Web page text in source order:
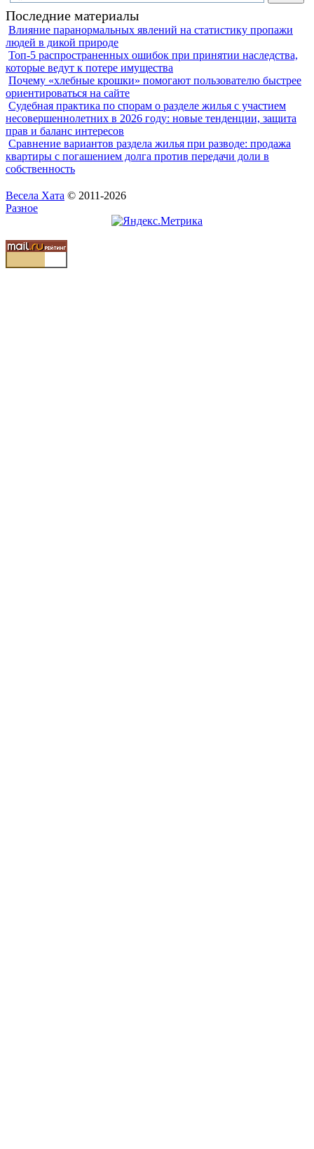
Последние материалы
Влияние паранормальных явлений на статистику пропажи
людей в дикой природе
Топ-5 распространенных ошибок при принятии наследства,
которые ведут к потере имущества
Почему «хлебные крошки» помогают пользователю быстрее
ориентироваться на сайте
Судебная практика по спорам о разделе жилья с участием
несовершеннолетних в 2026 году: новые тенденции, защита
прав и баланс интересов
Сравнение вариантов раздела жилья при разводе: продажа
квартиры с погашением долга против передачи доли в
собственность
Весела Хата © 2011-2026
Разное